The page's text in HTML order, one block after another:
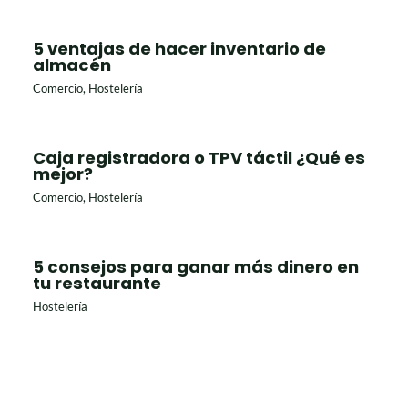
5 ventajas de hacer inventario de
almacén
Comercio, Hostelería
Caja registradora o TPV táctil ¿Qué es
mejor?
Comercio, Hostelería
5 consejos para ganar más dinero en
tu restaurante
Hostelería